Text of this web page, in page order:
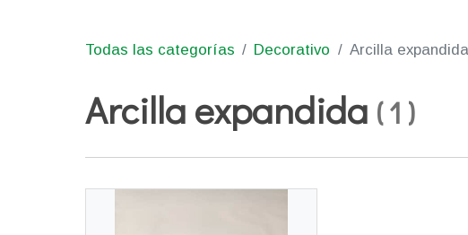
Todas las categorías Decorativo Arcilla expandida
Arcilla expandida (1 )